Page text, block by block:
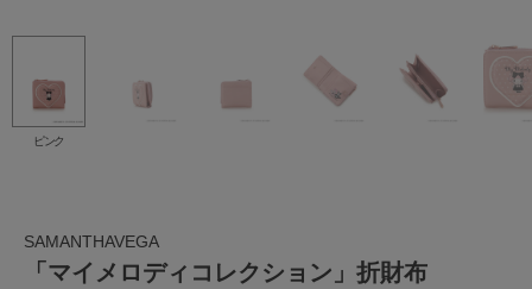
ピンク
SAMANTHAVEGA
「マイメロディコレクション」折財布